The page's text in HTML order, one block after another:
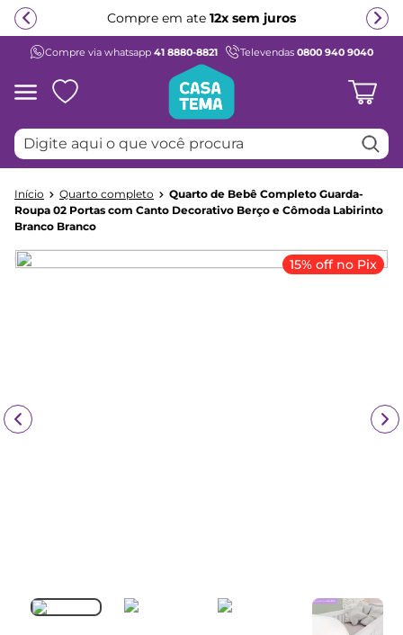
Compre em ate 12x sem juros
Compre via whatsapp 41 8880-8821 Televendas 0800 940 9040
Digite aqui o que você procura
Quarto completo
Quarto de Bebê Completo Guarda-
Roupa 02 Portas com Canto Decorativo Berço e Cômoda Labirinto
Branco Branco
15% off no Pix
Termos mais buscados
1º
beliche
º
aria
5º
escrivaninha
6º
petit
7º